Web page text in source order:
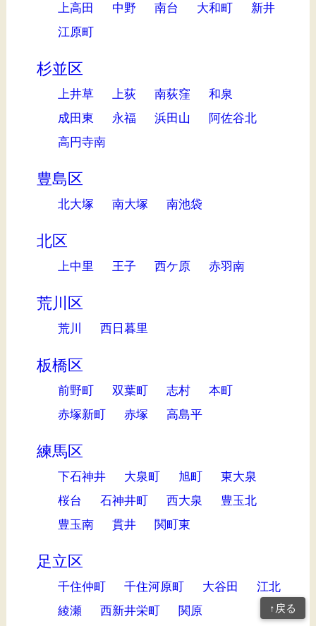
上高田 中野 南台 大和町
新井
江原町
杉並区
上井草 上荻 南荻窪
和泉
成田東
永福 浜田山
阿佐谷北
高円寺南
豊島区
北大塚 南大塚 南池袋
北区
上中里 王子 西ケ原 赤羽南
荒川区
荒川 西日暮里
板橋区
前野町 双葉町 志村
本町
赤塚新町
赤塚 高島平
練馬区
下石神井 大泉町 旭町
東大泉
桜台
石神井町 西大泉
豊玉北
豊玉南
貫井 関町東
足立区
千住仲町 千住河原町 大谷田
江北
綾瀬
西新井栄町 関原 ↑戻る